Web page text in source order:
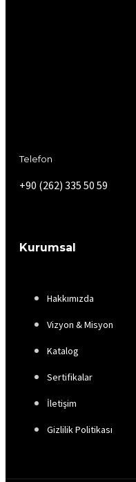
Telefon
+90 (262) 335 50 59
Kurumsal
Hakkımızda
Vizyon & Misyon
Katalog
Sertifikalar
İletişim
Gizlilik Politikası